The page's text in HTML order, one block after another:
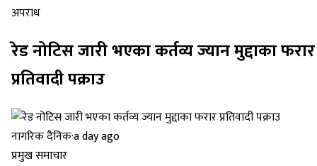
अपराध
रेड नोटिस जारी भएका कर्तव्य ज्यान मुद्दाका फरार
प्रतिवादी पक्राउ
नागरिक दैनिक·a day ago
प्रमुख समाचार